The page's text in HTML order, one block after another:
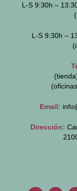
L-S 9:30h –
(
L-S 9:30h –
(
Email:
Dirección: